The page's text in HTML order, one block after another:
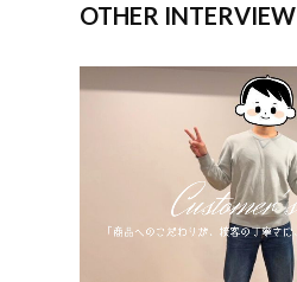
OTHER INTERVIEW